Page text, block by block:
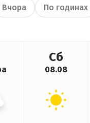
Вчора По годинах
Сб
08.08